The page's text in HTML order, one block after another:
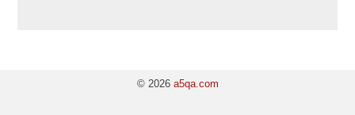
© 2026 a5qa.com